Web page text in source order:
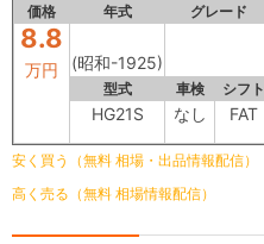
価格 年式 グレード
8.8
万円 (昭和-1925)
型式 車検 シフト
HG21S なし FAT
安く買う（無料 相場・出品情報配信）
高く売る（無料 相場情報配信）